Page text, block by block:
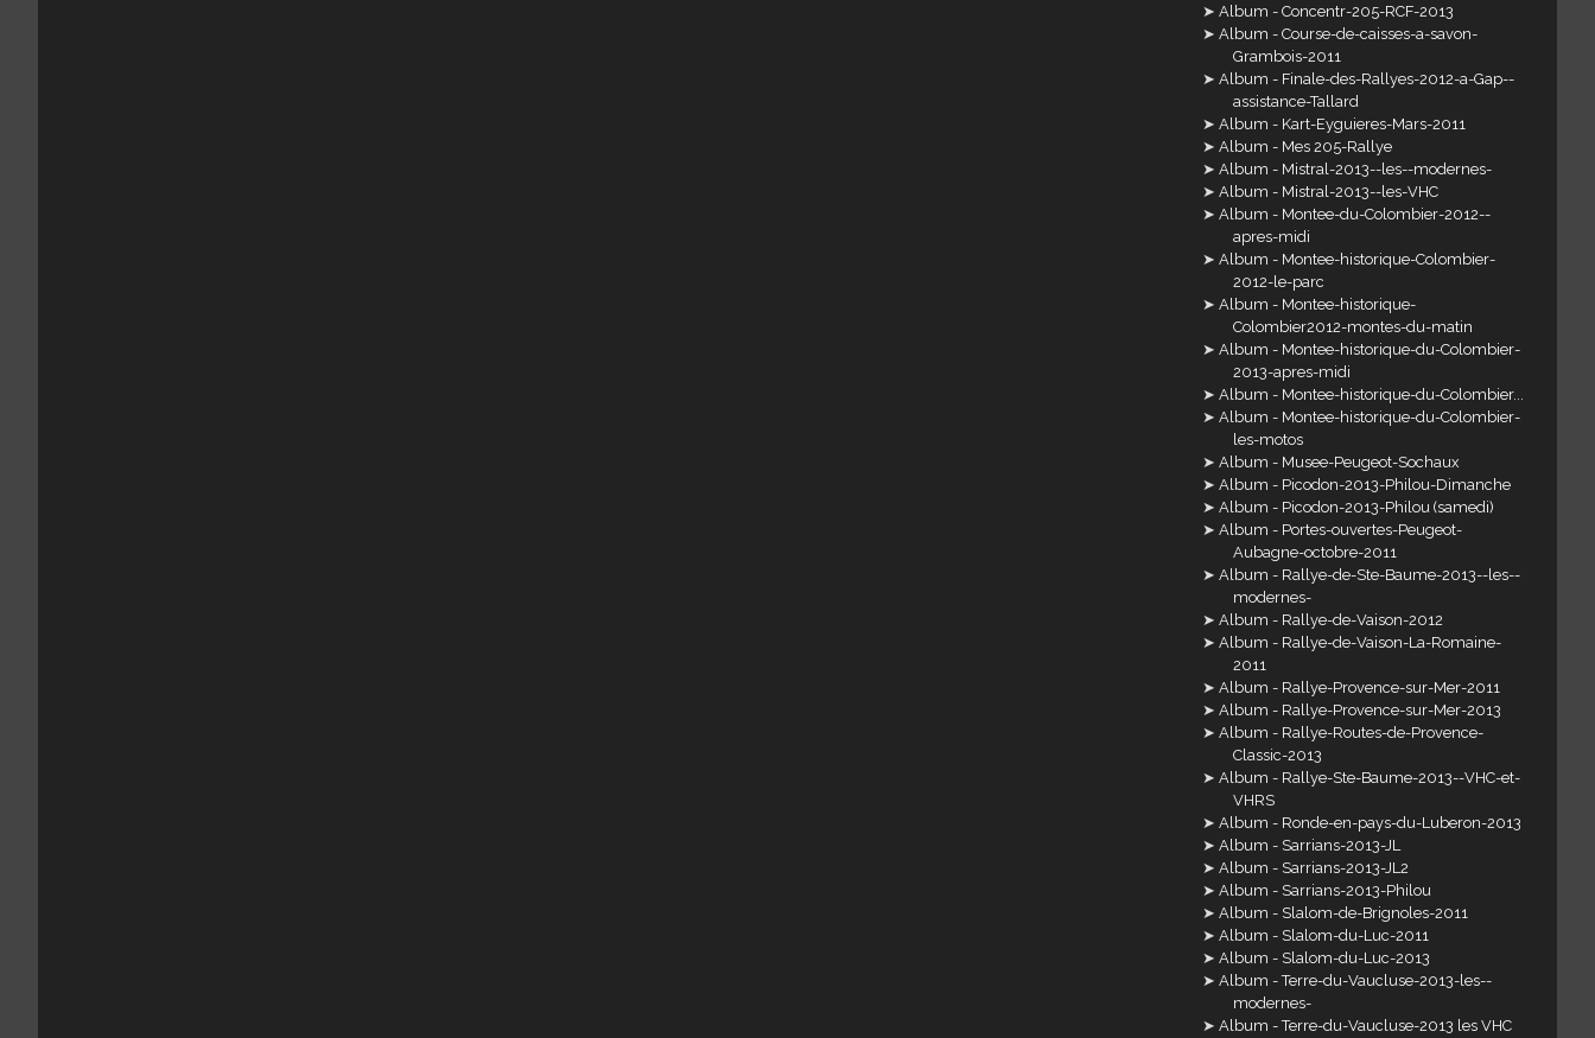
Album - Concentr-205-RCF-2013
Album - Course-de-caisses-a-savon-
Grambois-2011
Album - Finale-des-Rallyes-2012-a-Gap--
assistance-Tallard
Album - Kart-Eyguieres-Mars-2011
Album - Mes 205-Rallye
Album - Mistral-2013--les--modernes-
Album - Mistral-2013--les-VHC
Album - Montee-du-Colombier-2012--
apres-midi
Album - Montee-historique-Colombier-
2012-le-parc
Album - Montee-historique-
Colombier2012-montes-du-matin
Album - Montee-historique-du-Colombier-
2013-apres-midi
Album - Montee-historique-du-Colombier...
Album - Montee-historique-du-Colombier-
les-motos
Album - Musee-Peugeot-Sochaux
Album - Picodon-2013-Philou-Dimanche
Album - Picodon-2013-Philou (samedi)
Album - Portes-ouvertes-Peugeot-
Aubagne-octobre-2011
Album - Rallye-de-Ste-Baume-2013--les--
modernes-
Album - Rallye-de-Vaison-2012
Album - Rallye-de-Vaison-La-Romaine-
2011
Album - Rallye-Provence-sur-Mer-2011
Album - Rallye-Provence-sur-Mer-2013
Album - Rallye-Routes-de-Provence-
Classic-2013
Album - Rallye-Ste-Baume-2013--VHC-et-
VHRS
Album - Ronde-en-pays-du-Luberon-2013
Album - Sarrians-2013-JL
Album - Sarrians-2013-JL2
Album - Sarrians-2013-Philou
Album - Slalom-de-Brignoles-2011
Album - Slalom-du-Luc-2011
Album - Slalom-du-Luc-2013
Album - Terre-du-Vaucluse-2013-les--
modernes-
Album - Terre-du-Vaucluse-2013 les VHC